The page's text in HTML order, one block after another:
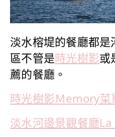
淡水榕堤的餐廳都
區不管是時光樹影或
薦的餐廳。
時光樹影Ｍemory菜
淡水河邊景觀餐廳